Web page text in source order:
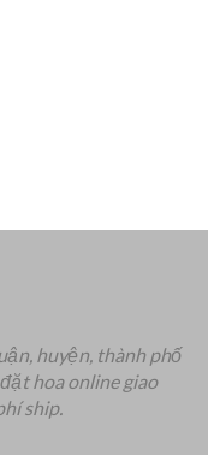
huyện, thành phố
hoa online giao
ship.